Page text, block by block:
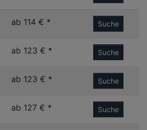
ab 114 € * Suche
ab 123 € * Suche
ab 123 € * Suche
ab 127 € * Suche